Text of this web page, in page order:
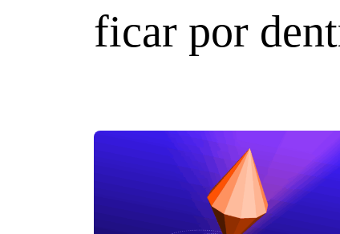
ficar por